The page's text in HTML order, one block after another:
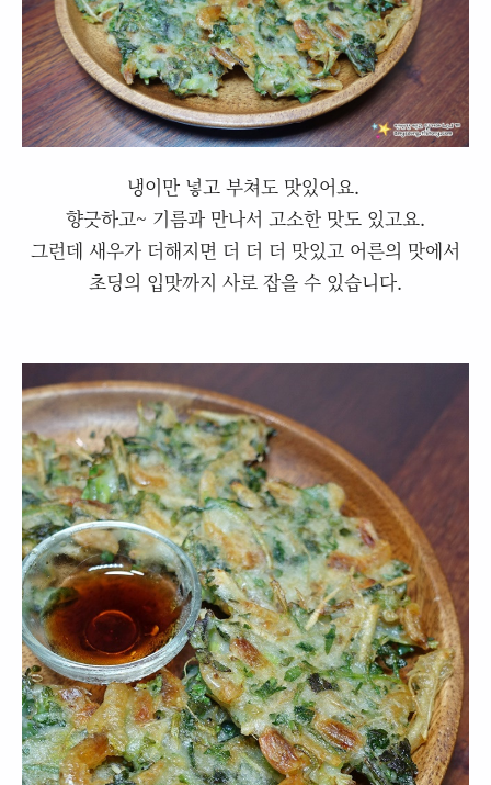
냉이만 넣고 부쳐도 맛있어요.
향긋하고~ 기름과 만나서 고소한 맛도 있고요.
그런데 새우가 더해지면 더 더 더 맛있고 어른의 맛에서
초딩의 입맛까지 사로 잡을 수 있습니다.